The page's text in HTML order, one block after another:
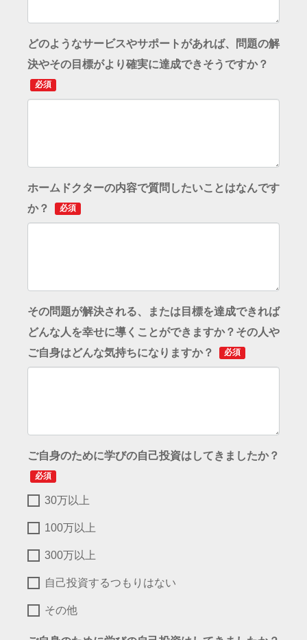
どのようなサービスやサポートがあれば、問題の解
決やその目標がより確実に達成できそうですか？
必須
ホームドクターの内容で質問したいことはなんです
か？
必須
その問題が解決される、または目標を達成できれば
どんな人を幸せに導くことができますか？その人や
ご自身はどんな気持ちになりますか？
必須
ご自身のために学びの自己投資はしてきましたか？
必須
30万以上
100万以上
300万以上
自己投資するつもりはない
その他